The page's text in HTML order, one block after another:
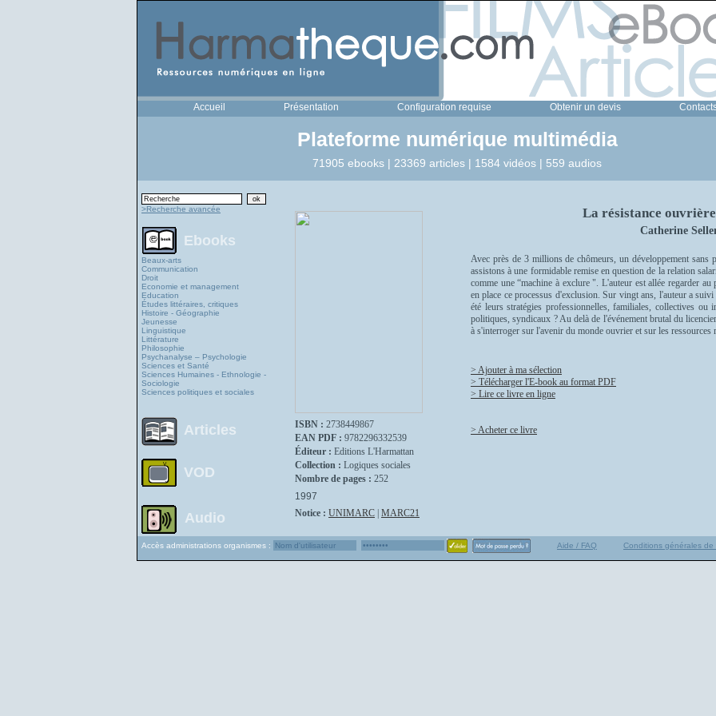
Accueil Présentation Configuration requise Obtenir un devis
Plateforme numérique multimédia
71905 ebooks | 23369 articles | 1584 vidéos | 559 audios
>Recherche avancée
Ebooks
Beaux-arts
Communication
Droit
Economie et management
Education
Études littéraires, critiques
Histoire - Géographie
Jeunesse
Linguistique
Littérature
Philosophie
Psychanalyse – Psychologie
Sciences et Santé
Sciences Humaines - Ethnologie -
Sociologie
Sciences politiques et sociales
Articles
VOD
Audio
ISBN : 2738449867
EAN PDF : 9782296332539
Éditeur : Editions L'Harmattan
Collection : Logiques sociales
Nombre de pages : 252
1997
Notice : UNIMARC MARC21
La résistance
Catherine
Avec près de 3 millions de chômeurs, un développement sans
assistons à une formidable remise en question de la relation
comme une “machine à exclure ". L'auteur est allée regarder
en place ce processus d'exclusion. Sur vingt ans, l'auteur a
été leurs stratégies professionnelles, familiales, collectives
politiques, syndicaux ? Au delà de l'événement brutal du
à s'interroger sur l'avenir du monde ouvrier et sur les ressources
> Ajouter à ma sélection
> Télécharger l'E-book au format PDF
> Lire ce livre en ligne
> Acheter ce livre
Accès administrations organismes : Aide / FAQ Conditions générales de